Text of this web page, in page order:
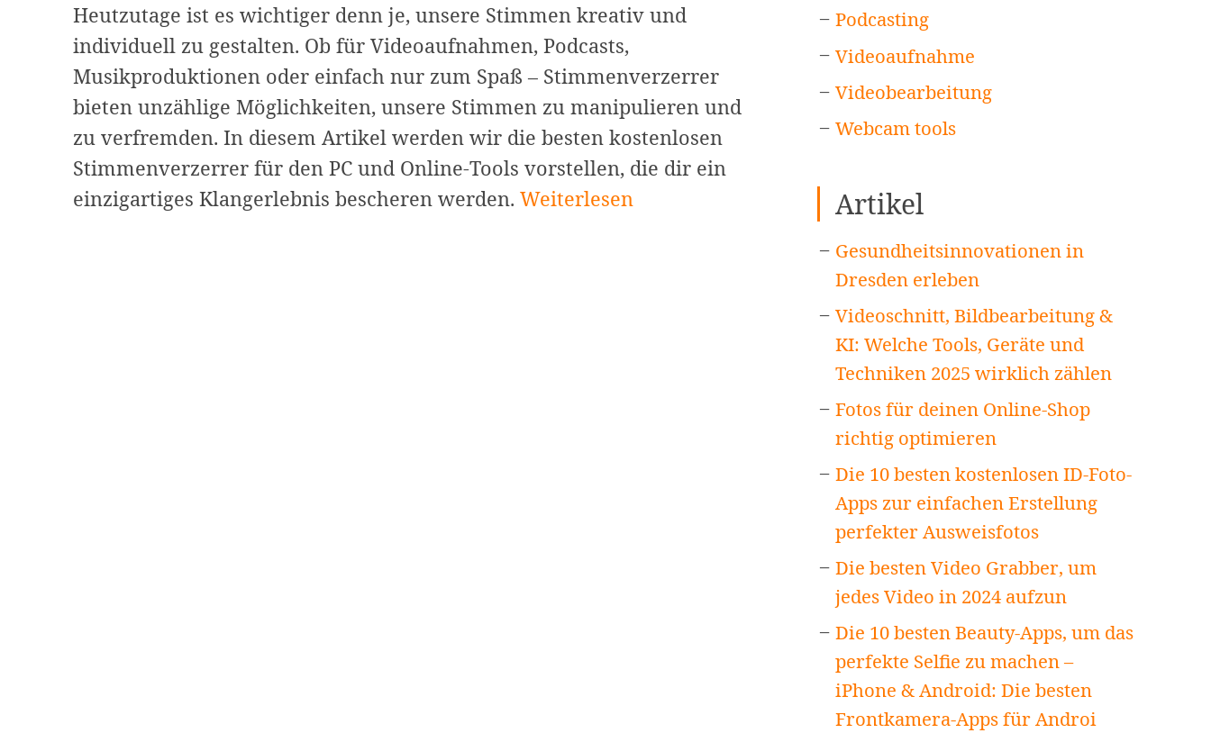
Heutzutage ist es wichtiger denn je, unsere Stimmen kreativ und
individuell zu gestalten. Ob für Videoaufnahmen, Podcasts,
Musikproduktionen oder einfach nur zum Spaß – Stimmenverzerrer
bieten unzählige Möglichkeiten, unsere Stimmen zu manipulieren und
zu verfremden. In diesem Artikel werden wir die besten kostenlosen
Stimmenverzerrer für den PC und Online-Tools vorstellen, die dir ein
einzigartiges Klangerlebnis bescheren werden. 11
Weiterlesen
Podcasting
Videoaufnahme
Videobearbeitung
Webcam tools
Artikel
Gesundheitsinnovationen in
Dresden erleben
Videoschnitt, Bildbearbeitung &
KI: Welche Tools, Geräte und
Techniken 2025 wirklich zählen
Fotos für deinen Online-Shop
richtig optimieren
Die 10 besten kostenlosen ID-Foto-
Apps zur einfachen Erstellung
perfekter Ausweisfotos
Die besten Video Grabber, um
jedes Video in 2024 aufzun
Die 10 besten Beauty-Apps, um das
perfekte Selfie zu machen –
iPhone & Android: Die besten
Frontkamera-Apps für Androi